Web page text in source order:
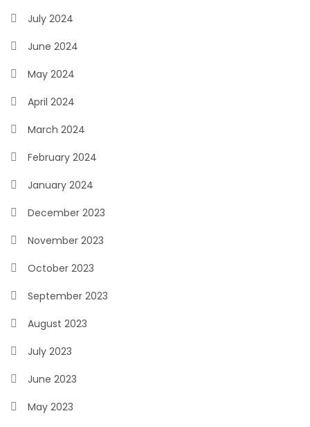
July 2024
June 2024
May 2024
April 2024
March 2024
February 2024
January 2024
December 2023
November 2023
October 2023
September 2023
August 2023
July 2023
June 2023
May 2023